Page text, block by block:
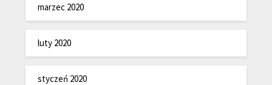
marzec 2020
luty 2020
styczeń 2020